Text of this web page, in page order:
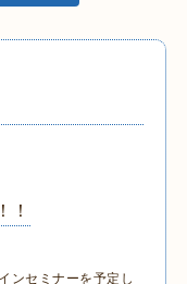
！
ンセミナーを予定し